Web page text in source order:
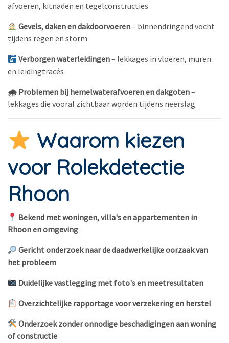
afvoeren, kitnaden en tegelconstructies
Gevels, daken en dakdoorvoeren– binnendringend vocht
tijdens regen en storm
Verborgen waterleidingen– lekkages in vloeren, muren
en leidingtracés
🌧 Problemen bij hemelwaterafvoeren en dakgoten–
lekkages die vooral zichtbaar worden tijdens neerslag
Waarom kiezen
voor Rolekdetectie
Rhoon
Bekend met woningen, villa's en appartementen in
Rhoon en omgeving
Gericht onderzoek naar de daadwerkelijke oorzaak van
het probleem
Duidelijke vastlegging met foto's en meetresultaten
Overzichtelijke rapportage voor verzekering en herstel
Onderzoek zonder onnodige beschadigingen aan woning
of constructie